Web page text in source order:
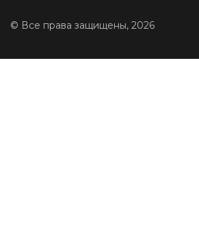
© Все права защищены, 2026